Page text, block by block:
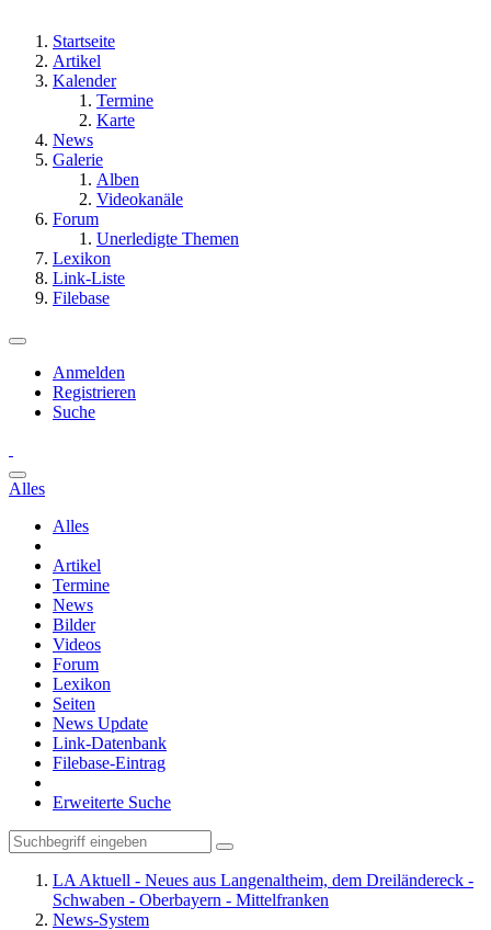
Startseite
Artikel
Kalender
Termine
Karte
News
Galerie
Alben
Videokanäle
Forum
Unerledigte Themen
Lexikon
Link-Liste
Filebase
Anmelden
Registrieren
Suche
Alles
Alles
Artikel
Termine
News
Bilder
Videos
Forum
Lexikon
Seiten
News Update
Link-Datenbank
Filebase-Eintrag
Erweiterte Suche
LA Aktuell - Neues aus Langenaltheim, dem Dreiländereck -
Schwaben - Oberbayern - Mittelfranken
News-System